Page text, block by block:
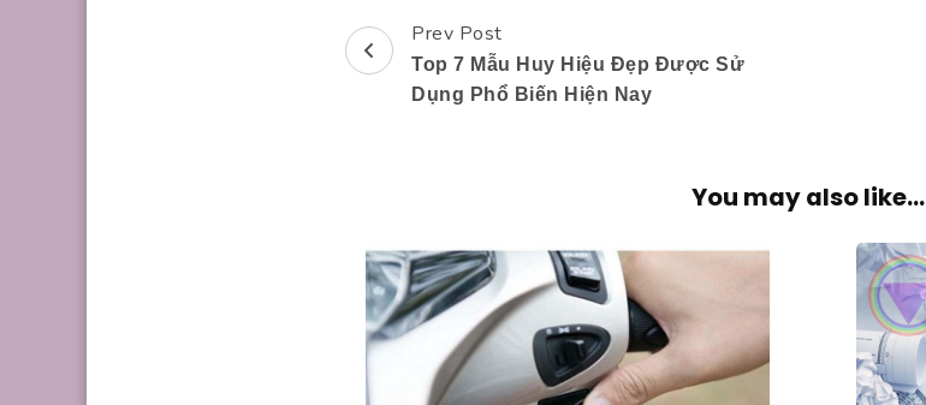
Post
Navigation
Prev Post
Top 7 Mẫu Huy Hiệu Đẹp Được Sử
Dụng Phổ Biến Hiện Nay
You may also like...